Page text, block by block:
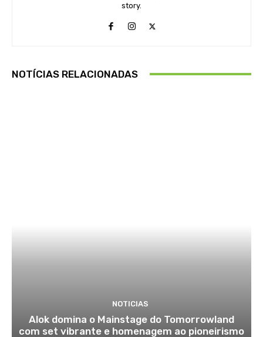
story.
NOTÍCIAS RELACIONADAS
NOTICIAS
Alok domina o Mainstage do Tomorrowland
com set vibrante e homenagem ao pioneirismo